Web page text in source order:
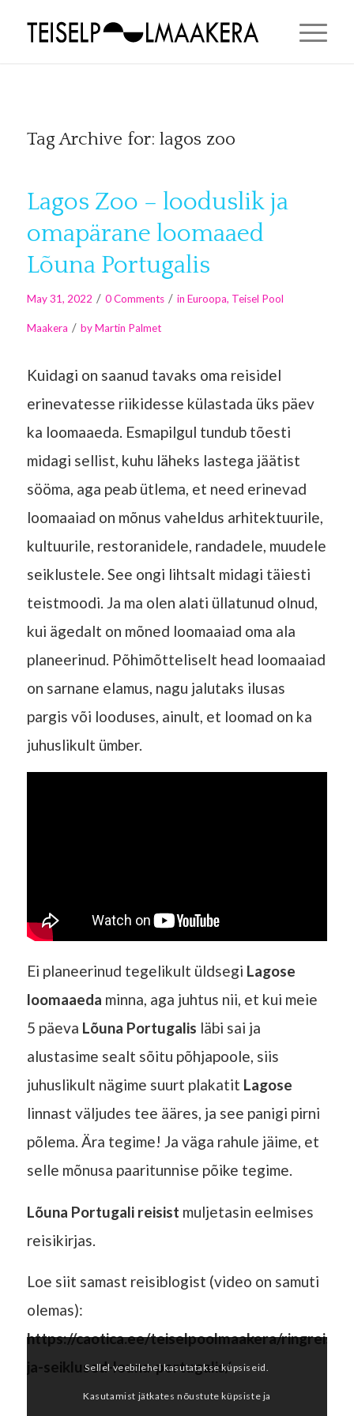
Tag Archive for: lagos zoo
Lagos Zoo – looduslik ja
omapärane loomaaed
Lõuna Portugalis
May 31, 2022 / 0 Comments / in Euroopa, Teisel Pool
Maakera / byMartin Palmet
Kuidagi on saanud tavaks oma reisidel
erinevatesse riikidesse külastada üks päev
ka loomaaeda. Esmapilgul tundub tõesti
midagi sellist, kuhu läheks lastega jäätist
sööma, aga peab ütlema, et need erinevad
loomaaiad on mõnus vaheldus arhitektuurile,
kultuurile, restoranidele, randadele, muudele
seiklustele. See ongi lihtsalt midagi täiesti
teistmoodi. Ja ma olen alati üllatunud olnud,
kui ägedalt on mõned loomaaiad oma ala
planeerinud. Põhimõtteliselt head loomaaiad
on sarnane elamus, nagu jalutaks ilusas
pargis või looduses, ainult, et loomad on ka
juhuslikult ümber.
Ei planeerinud tegelikult üldsegi Lagose
loomaaeda minna, aga juhtus nii, et kui meie
5 päeva Lõuna Portugalis läbi sai ja
alustasime sealt sõitu põhjapoole, siis
juhuslikult nägime suurt plakatit Lagose
linnast väljudes tee ääres, ja see panigi pirni
põlema. Ära tegime! Ja väga rahule jäime, et
selle mõnusa paaritunnise põike tegime.
Lõuna Portugali reisist muljetasin eelmises
reisikirjas.
Loe siit samast reisiblogist (video on samuti
olemas):
https://caotica.ee/teiselpoolmaakera/ringreis-
ja-seiklused-louna-portugalis/
Sellel veebilehel kasutatakse küpsiseid.
Kasutamist jätkates nõustute küpsiste ja